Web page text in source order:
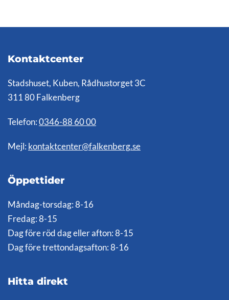
Kontaktcenter
Stadshuset, Kuben, Rådhustorget 3C
311 80 Falkenberg
Telefon: 0346-88 60 00
Mejl: kontaktcenter@falkenberg.se
Öppettider
Måndag-torsdag: 8-16
Fredag: 8-15
Dag före röd dag eller afton: 8-15
Dag före trettondagsafton: 8-16
Hitta direkt